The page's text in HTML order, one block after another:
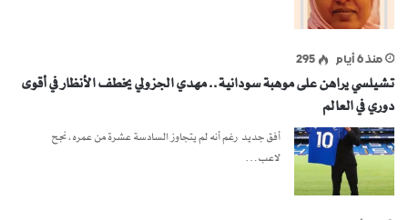
منذ 6 أيام 295
تشيلسي يراهن على موهبة سودانية.. مهدي الجزولي يخطف الأنظار في أقوى
دوري في العالم
أفق جديد رغم أنه لم يتجاوز السادسة عشرة من عمره، نجح
لاعب…